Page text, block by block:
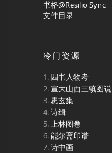
书格@Resilio Sync
文件目录
冷门资源
四书人物考
宣大山西三镇图说
思玄集
诗缉
上林图卷
能尔斋印谱
诗中画